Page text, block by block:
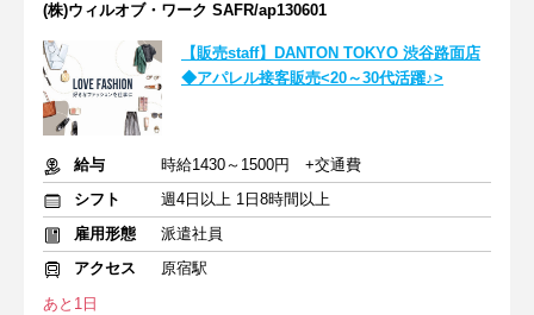
(株)ウィルオブ・ワーク SAFR/ap130601
【販売staff】DANTON TOKYO 渋谷路面店
◆アパレル接客販売<20～30代活躍♪>
給与
時給1430～1500円 +交通費
シフト
週4日以上 1日8時間以上
雇用形態
派遣社員
アクセス
原宿駅
あと1日